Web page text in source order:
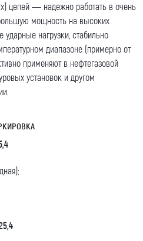
цепей — надежно работать в очень
мощность на высоких
нагрузки, стабильно
диапазоне (примерно от
применяют в нефтегазовой
установок и другом
связи (обязательно)
(обязательно)
телефон, email) компанией